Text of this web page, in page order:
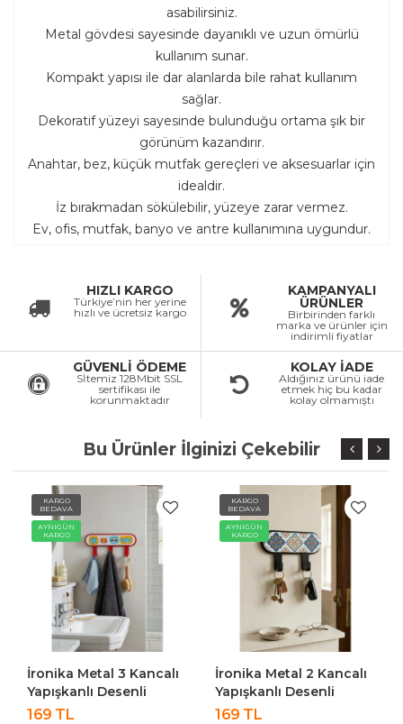
asabilirsiniz.
Metal gövdesi sayesinde dayanıklı ve uzun ömürlü
kullanım sunar.
Kompakt yapısı ile dar alanlarda bile rahat kullanım
sağlar.
Dekoratif yüzeyi sayesinde bulunduğu ortama şık bir
görünüm kazandırır.
Anahtar, bez, küçük mutfak gereçleri ve aksesuarlar için
idealdir.
İz bırakmadan sökülebilir, yüzeye zarar vermez.
Ev, ofis, mutfak, banyo ve antre kullanımına uygundur.
HIZLI KARGO
Türkiye’nin her yerine
hızlı ve ücretsiz kargo
KAMPANYALI
ÜRÜNLER
Birbirinden farklı
marka ve ürünler için
indirimli fiyatlar
GÜVENLİ ÖDEME
Sİtemiz 128Mbit SSL
sertifikası ile
korunmaktadır
KOLAY İADE
Aldığınız ürünü iade
etmek hiç bu kadar
kolay olmamıştı
Bu Ürünler İlginizi Çekebilir
KARGO
BEDAVA
AYNIGÜN
KARGO
İronika Metal 3 Kancalı
Yapışkanlı Desenli
Anahtarlık Banyo
169 TL
KARGO
BEDAVA
AYNIGÜN
KARGO
İronika Metal 2 Kancalı
Yapışkanlı Desenli
Anahtarlık Banyo
169 TL